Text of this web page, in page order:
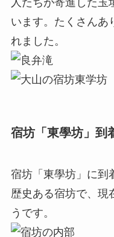
います。たくさんあ
れました。
宿坊「東學坊」到
宿坊「東學坊」に到
歴史ある宿坊で、現
うです。